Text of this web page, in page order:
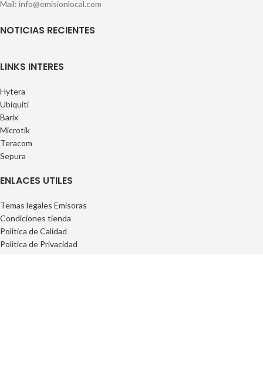
Mail: info@emisionlocal.com
NOTICIAS RECIENTES
LINKS INTERES
Hytera
Ubiquiti
Barix
Microtik
Teracom
Sepura
ENLACES UTILES
Temas legales Emisoras
Condiciones tienda
Politica de Calidad
Politica de Privacidad